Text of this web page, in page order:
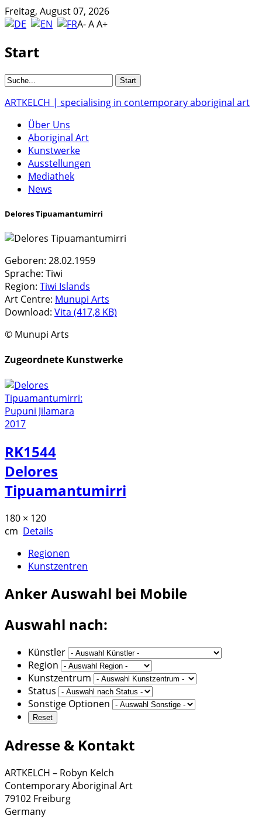
Freitag, August 07, 2026
A-AA+
Start
ARTKELCH | specialising in contemporary aboriginal art
Über Uns
Aboriginal Art
Kunstwerke
Ausstellungen
Mediathek
News
Delores Tipuamantumirri
Geboren: 28.02.1959
Sprache: Tiwi
Region: Tiwi Islands
Art Centre: Munupi Arts
Download: Vita (417,8 KB)
© Munupi Arts
Zugeordnete Kunstwerke
RK1544
Delores
Tipuamantumirri
180 × 120
cm Details
Regionen
Kunstzentren
AnkerAuswahl bei Mobile
Auswahl nach:
Künstler
Region
Kunstzentrum
Status
Sonstige Optionen
Adresse & Kontakt
ARTKELCH – Robyn Kelch
Contemporary Aboriginal Art
79102 Freiburg
Germany